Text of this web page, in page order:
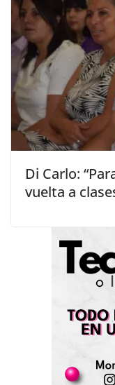
Di Carlo:
vuelta a